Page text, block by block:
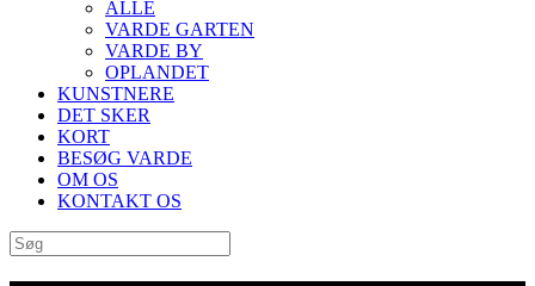
ALLE
VARDE GARTEN
VARDE BY
OPLANDET
KUNSTNERE
DET SKER
KORT
BESØG VARDE
OM OS
KONTAKT OS